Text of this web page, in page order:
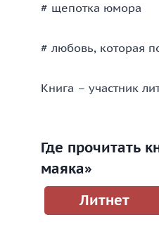
# щепотка юмора
# любовь, которая
Книга – участник
Где прочитать
маяка»
Литнет